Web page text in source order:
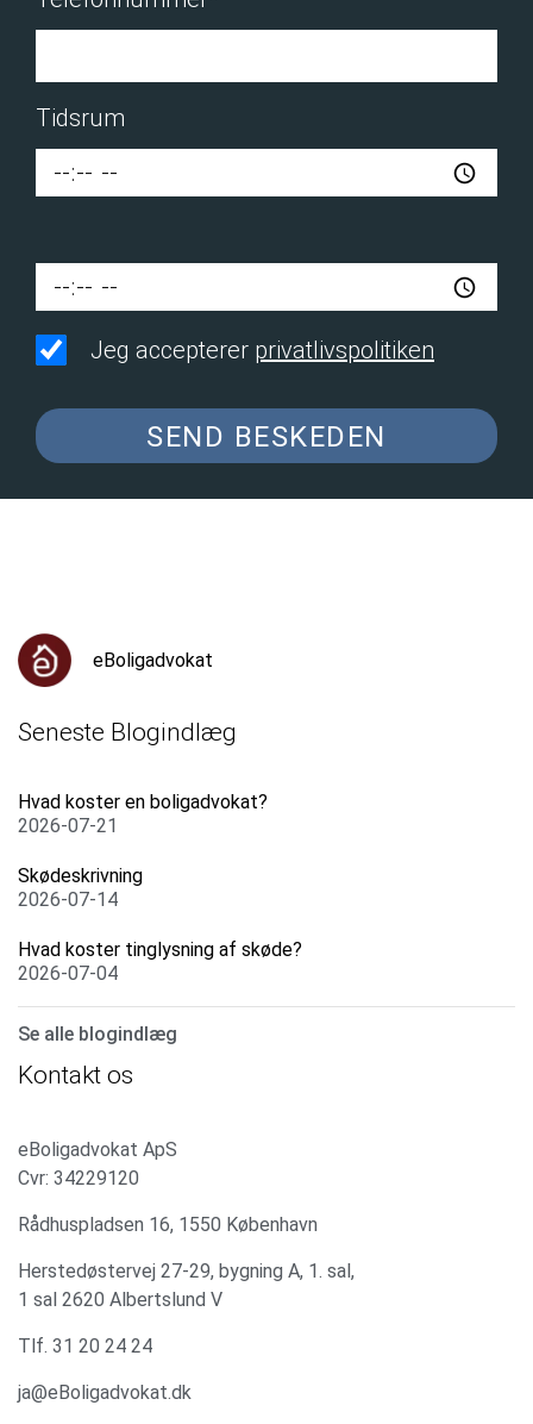
Tidsrum
Jeg accepterer privatlivspolitiken
SEND BESKEDEN
eBoligadvokat
Seneste Blogindlæg
Hvad koster en boligadvokat?
2026-07-21
Skødeskrivning
2026-07-14
Hvad koster tinglysning af skøde?
2026-07-04
Se alle blogindlæg
Kontakt os
eBoligadvokat ApS
Cvr: 34229120
Rådhuspladsen 16, 1550 København
Herstedøstervej 27-29, bygning A, 1. sal,
1 sal 2620 Albertslund V
Tlf. 31 20 24 24
ja@eBoligadvokat.dk